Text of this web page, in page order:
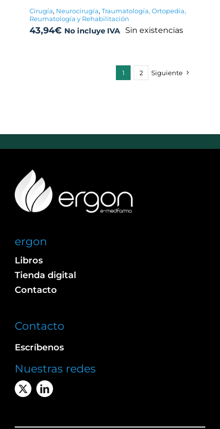
Cirugía, Neurocirugía, Traumatología, Ortopedia,
Reumatología y Rehabilitación
43,94€ No incluye IVA Sin existencias
1 2 Siguiente
ergon
Libros
Tienda digital
Contacto
Contacto
Escríbenos
Nuestras redes